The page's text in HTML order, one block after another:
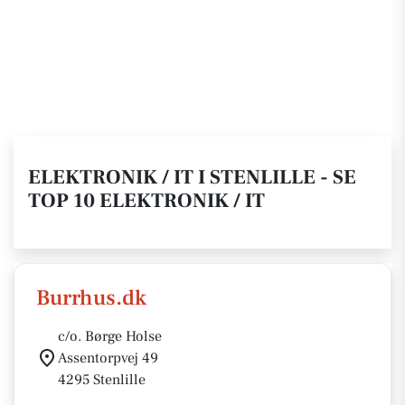
ELEKTRONIK / IT I STENLILLE - SE
TOP 10 ELEKTRONIK / IT
Burrhus.dk
c/o. Børge Holse
Assentorpvej 49
4295 Stenlille